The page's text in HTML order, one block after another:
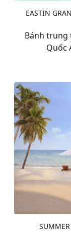
EASTIN
Bánh trung
Quốc